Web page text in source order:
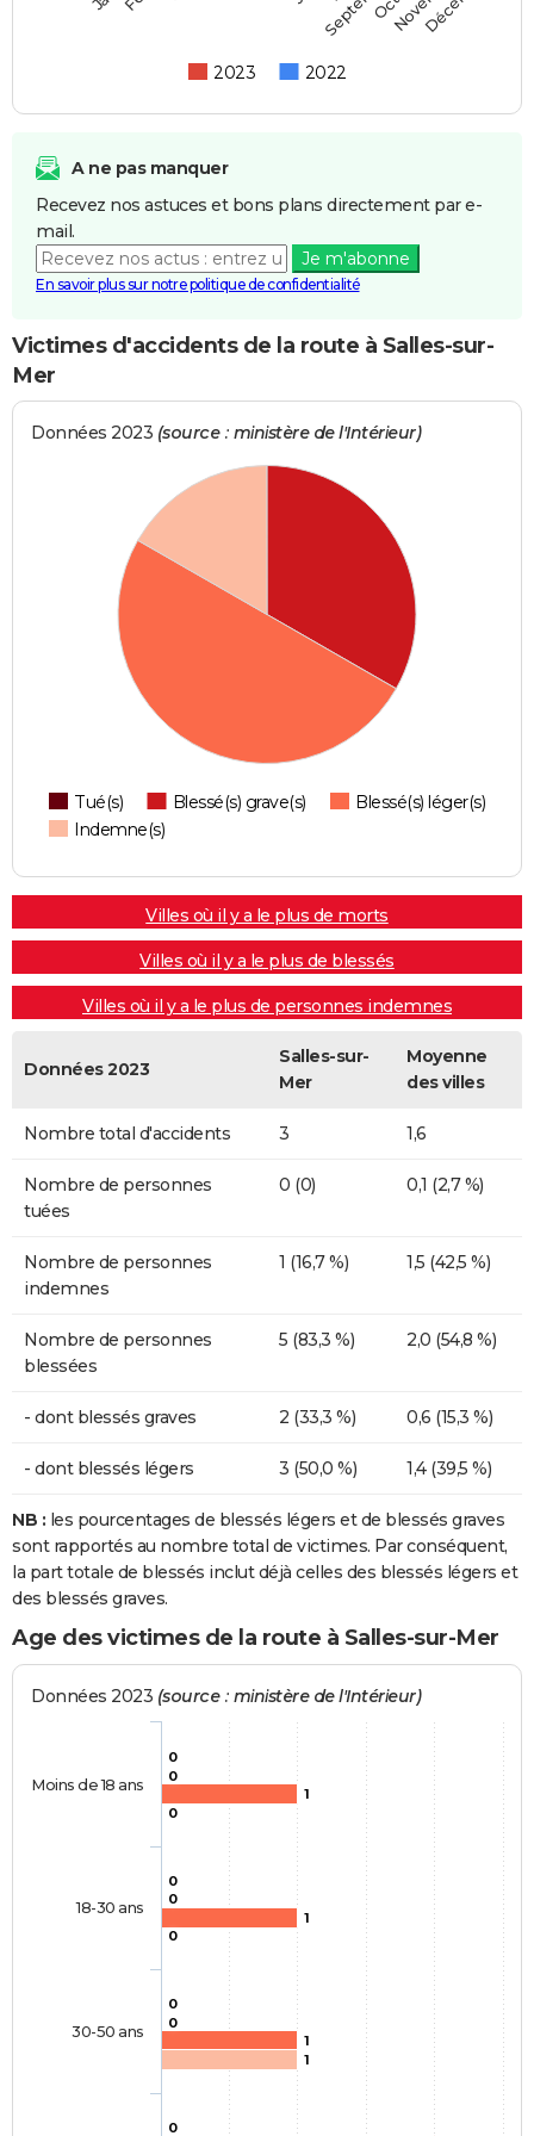
2023 2022
A ne pas manquer
Recevez nos astuces et bons plans directement par e-
mail.
Je m'abonne
En savoir plus sur notre politique de confidentialité
Victimes d'accidents de la route à Salles-sur-
Mer
Données 2023 (source : ministère de l'Intérieur)
Tué(s) Blessé(s) grave(s)
Blessé(s) léger(s)
Indemne(s)
Villes où il y a le plus de morts
Villes où il y a le plus de blessés
Villes où il y a le plus de personnes indemnes
Données 2023
Salles-sur-
Mer
Moyenne
des villes
Nombre total d'accidents 3 1,6
Nombre de personnes
tuées
0 (0) 0,1 (2,7 %)
Nombre de personnes
indemnes
1 (16,7 %) 1,5 (42,5 %)
Nombre de personnes
blessées
5 (83,3 %) 2,0 (54,8 %)
- dont blessés graves 2 (33,3 %) 0,6 (15,3 %)
- dont blessés légers 3 (50,0 %) 1,4 (39,5 %)
NB : les pourcentages de blessés légers et de blessés graves
sont rapportés au nombre total de victimes. Par conséquent,
la part totale de blessés inclut déjà celles des blessés légers et
des blessés graves.
Age des victimes de la route à Salles-sur-Mer
Données 2023 (source : ministère de l'Intérieur)
0
0
0
0
0
0
0
1
1
1
0
0
1
Moins de 18 ans
18-30 ans
30-50 ans